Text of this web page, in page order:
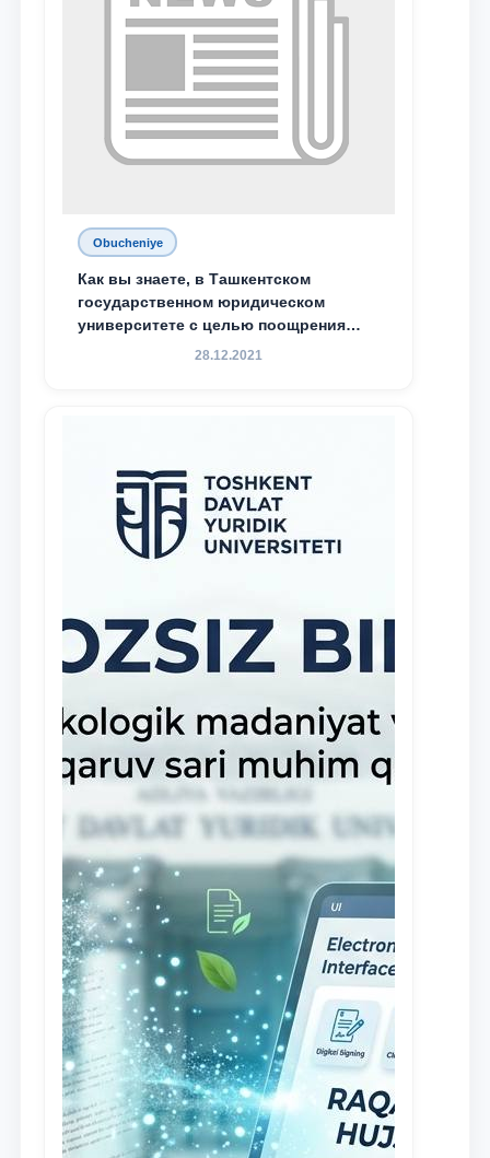
Obucheniye
Как вы знаете, в Ташкентском
государственном юридическом
университете с целью поощрения
талантливых, активных и
28.12.2021